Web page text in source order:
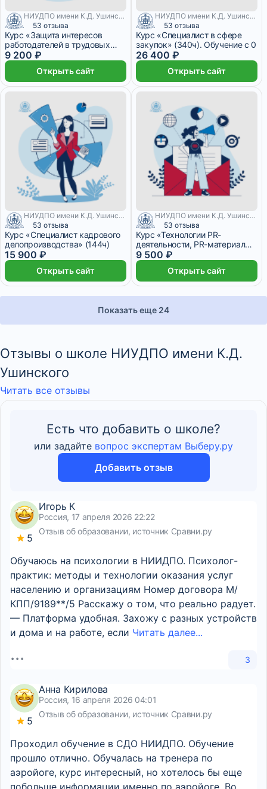
НИУДПО имени К.Д. Ушинского
53 отзыва
Курс «Защита интересов
работодателей в трудовых
спорах»
9 200 ₽
Открыть сайт
НИУДПО имени К.Д. Ушинского
53 отзыва
Курс «Специалист в сфере
закупок» (340ч). Обучение с 0
26 400 ₽
Открыть сайт
НИУДПО имени К.Д. Ушинского
53 отзыва
Курс «Специалист кадрового
делопроизводства» (144ч)
15 900 ₽
Открыть сайт
НИУДПО имени К.Д. Ушинского
53 отзыва
Курс «Технологии PR-
деятельности, PR-материалы»
(108ч)
9 500 ₽
Открыть сайт
Показать еще 24
Отзывы о школе НИУДПО имени К.Д.
Ушинского
Читать все отзывы
Есть что добавить о школе?
или задайте вопрос экспертам Выберу.ру
Добавить отзыв
5
Игорь К
Россия, 17 апреля 2026 22:22
Отзыв об образовании, источник Сравни.ру
Обучаюсь на психологии в НИИДПО. Психолог-
практик: методы и технологии оказания услуг
населению и организациям Номер договора М/
КПП/9189**/5 Расскажу о том, что реально радует.
— Платформа удобная. Захожу с разных устройств
и дома и на работе, если Читать далее...
3
5
Анна Кирилова
Россия, 16 апреля 2026 04:01
Отзыв об образовании, источник Сравни.ру
Проходил обучение в СДО НИИДПО. Обучение
прошло отлично. Обучалась на тренера по
аэройоге, курс интересный, но хотелось бы еще
побольше информации именно по аэройоге. Во